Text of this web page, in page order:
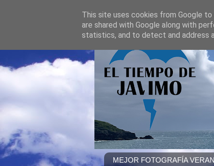
MEJOR FOTOGRAFÍA
This site uses cookies from Google
are shared with Google along with
statistics, and to detect and address